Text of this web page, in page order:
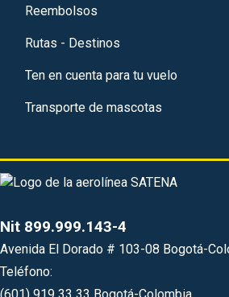
Reembolsos
Rutas - Destinos
Ten en cuenta para tu vuelo
Transporte de mascotas
Nit 899.999.143-4
Avenida El Dorado # 103-08 Bogotá-
Teléfono: